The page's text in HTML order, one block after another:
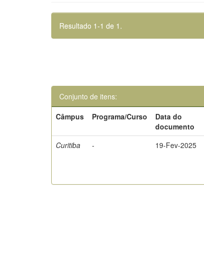
Resultado 1-1 de 1.
Conjunto de itens:
Câmpus
Programa/Curso
Data do
documento
Curitiba - 19-Fev-2025